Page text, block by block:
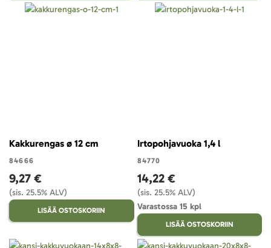
Kakkurengas ø 12 cm
84666
9,27 €
(sis. 25.5% ALV)
LISÄÄ OSTOSKORIIN
Irtopohjavuoka 1,4 l
84770
14,22 €
(sis. 25.5% ALV)
Varastossa 15 kpl
LISÄÄ OSTOSKORIIN